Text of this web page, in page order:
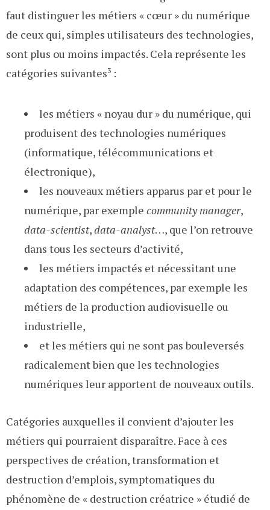
faut distinguer les métiers « cœur » du numérique
de ceux qui, simples utilisateurs des technologies,
sont plus ou moins impactés. Cela représente les
catégories suivantes3 :
les métiers « noyau dur » du numérique, qui
produisent des technologies numériques
(informatique, télécommunications et
électronique),
les nouveaux métiers apparus par et pour le
numérique, par exemple community manager,
data-scientist,data-analyst…, que l’on retrouve
dans tous les secteurs d’activité,
les métiers impactés et nécessitant une
adaptation des compétences, par exemple les
métiers de la production audiovisuelle ou
industrielle,
et les métiers qui ne sont pas bouleversés
radicalement bien que les technologies
numériques leur apportent de nouveaux outils.
Catégories auxquelles il convient d’ajouter les
métiers qui pourraient disparaître. Face à ces
perspectives de création, transformation et
destruction d’emplois, symptomatiques du
phénomène de « destruction créatrice » étudié de